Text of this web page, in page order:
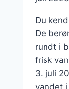
Du
De
rundt i
frisk
3. juli
vandet